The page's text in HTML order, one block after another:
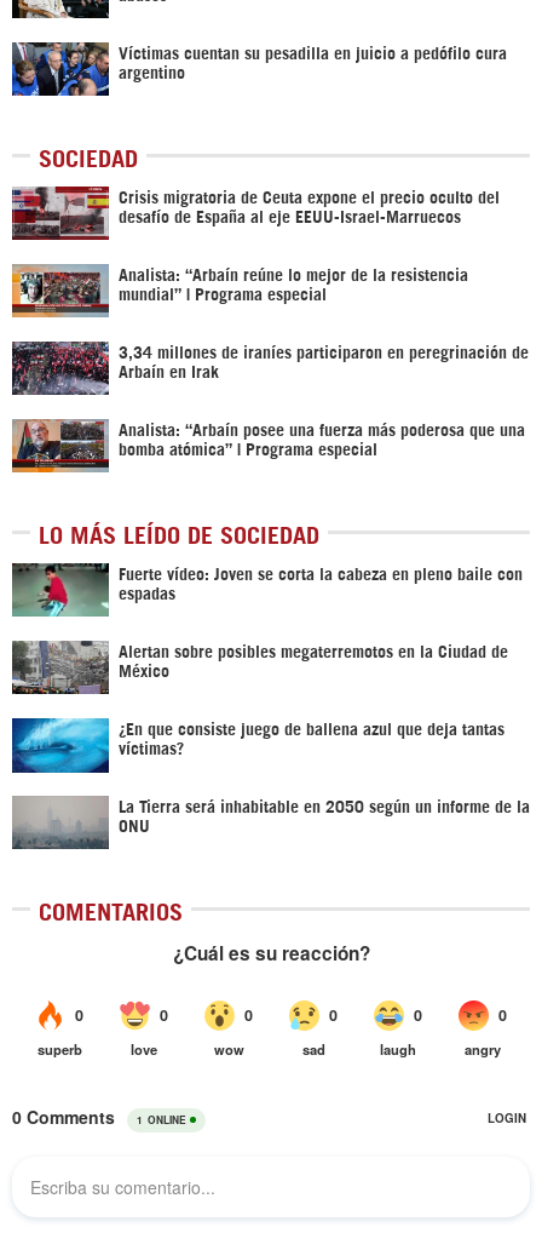
Víctimas cuentan su pesadilla en juicio a pedófilo cura
argentino
SOCIEDAD
Crisis migratoria de Ceuta expone el precio oculto del
desafío de España al eje EEUU-Israel-Marruecos
Analista: “Arbaín reúne lo mejor de la resistencia
mundial” | Programa especial
3,34 millones de iraníes participaron en peregrinación de
Arbaín en Irak
Analista: “Arbaín posee una fuerza más poderosa que una
bomba atómica” | Programa especial
LO MÁS LEÍDO DE SOCIEDAD
Fuerte vídeo: Joven se corta la cabeza en pleno baile con
espadas
Alertan sobre posibles megaterremotos en la Ciudad de
México
¿En que consiste juego de ballena azul que deja tantas
víctimas?
La Tierra será inhabitable en 2050 según un informe de la
ONU
COMENTARIOS